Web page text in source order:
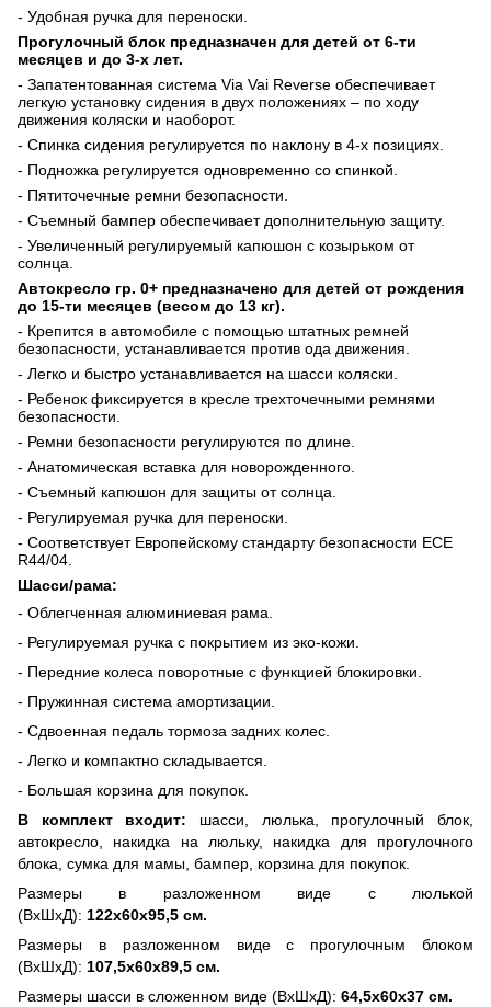
- Удобная ручка для переноски.
Прогулочный блок предназначен для детей от 6-ти
месяцев и до 3-х лет.
- Запатентованная система Via Vai Reverse обеспечивает
легкую установку сидения в двух положениях – по ходу
движения коляски и наоборот.
- Спинка сидения регулируется по наклону в 4-х позициях.
- Подножка регулируется одновременно со спинкой.
- Пятиточечные ремни безопасности.
- Съемный бампер обеспечивает дополнительную защиту.
- Увеличенный регулируемый капюшон с козырьком от
солнца.
Автокресло гр. 0+ предназначено для детей от рождения
до 15-ти месяцев (весом до 13 кг).
- Крепится в автомобиле с помощью штатных ремней
безопасности, устанавливается против ода движения.
- Легко и быстро устанавливается на шасси коляски.
- Ребенок фиксируется в кресле трехточечными ремнями
безопасности.
- Ремни безопасности регулируются по длине.
- Анатомическая вставка для новорожденного.
- Съемный капюшон для защиты от солнца.
- Регулируемая ручка для переноски.
- Соответствует Европейскому стандарту безопасности ECE
R44/04.
Шасси/рама:
- Облегченная алюминиевая рама.
- Регулируемая ручка с покрытием из эко-кожи.
- Передние колеса поворотные с функцией блокировки.
- Пружинная система амортизации.
- Сдвоенная педаль тормоза задних колес.
- Легко и компактно складывается.
- Большая корзина для покупок.
В комплект входит: шасси, люлька, прогулочный блок,
автокресло, накидка на люльку, накидка для прогулочного
блока, сумка для мамы, бампер, корзина для покупок.
Размеры в разложенном виде с люлькой
(ВхШхД): 122х60х95,5 см.
Размеры в разложенном виде с прогулочным блоком
(ВхШхД): 107,5х60х89,5 см.
Размеры шасси в сложенном виде (ВхШхД): 64,5х60х37 см.